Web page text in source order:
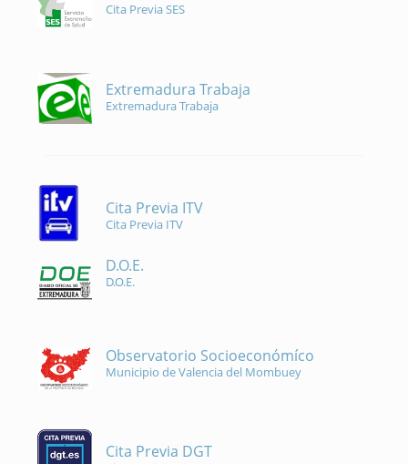
Cita Previa SES
Extremadura Trabaja
Extremadura Trabaja
Cita Previa ITV
Cita Previa ITV
D.O.E.
D.O.E.
Observatorio Socioeconómíco
Municipio de Valencia del Mombuey
Cita Previa DGT